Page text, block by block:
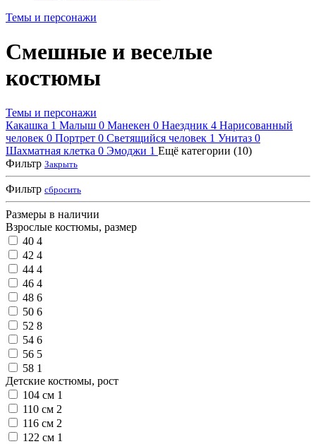
Темы и персонажи
Смешные и веселые
костюмы
Темы и персонажи
Какашка 1 Малыш 0 Манекен 0 Наездник 4 Нарисованный
человек 0 Портрет 0 Светящийся человек 1 Унитаз 0
Шахматная клетка 0 Эмоджи 1 Ещё категории (10)
Фильтр Закрыть
Фильтр сбросить
Размеры в наличии
Взрослые костюмы, размер
40 4
42 4
44 4
46 4
48 6
50 6
52 8
54 6
56 5
58 1
Детские костюмы, рост
104 см 1
110 см 2
116 см 2
122 см 1